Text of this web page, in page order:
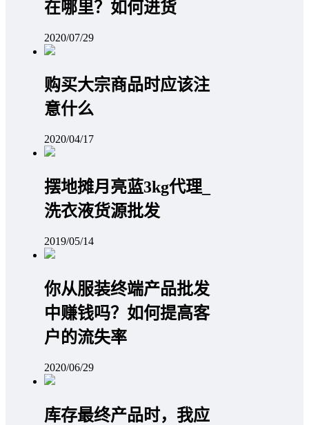
在哪里？如何进货
2020/07/29
购买大宗商品时应该注
意什么
2020/04/17
摆地摊月亮蓝3kg代理_
洗衣液货源批发
2019/05/14
你从服装终端产品批发
中赚钱吗？如何提高客
户的流失率
2020/06/29
库存最终产品时，我应